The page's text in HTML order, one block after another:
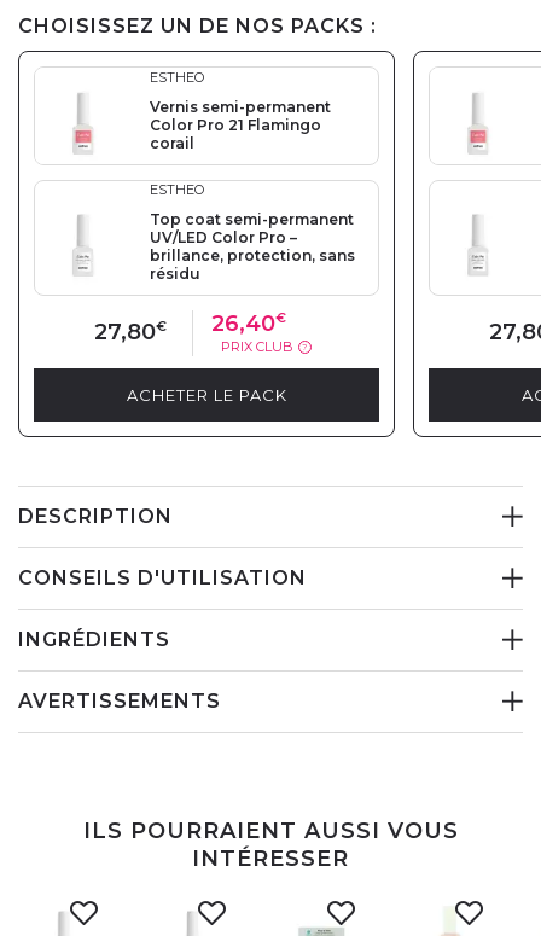
CHOISISSEZ UN DE NOS PACKS :
ESTHEO
Vernis semi-permanent
Color Pro 21 Flamingo
corail
ESTHEO
Top coat semi-permanent
UV/LED Color Pro –
brillance, protection, sans
résidu
27,80€ 26,40€
PRIX CLUB ?
ACHETER LE PACK
DESCRIPTION
CONSEILS D'UTILISATION
INGRÉDIENTS
AVERTISSEMENTS
ILS POURRAIENT AUSSI VOUS
INTÉRESSER